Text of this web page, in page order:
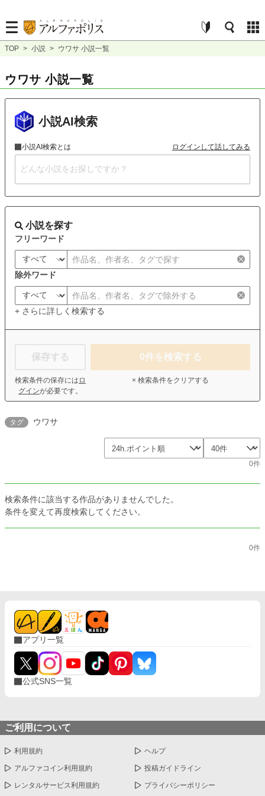
TOP > 小説 > ウワサ 小説一覧
ウワサ 小説一覧
小説AI検索
小説AI検索とは ログインして話してみる
小説を探す
フリーワード
除外ワード
+ さらに詳しく検索する
保存する
検索条件の保存には ロ
グインが必要です。
0件を検索する
× 検索条件をクリアする
タグ ウワサ
0件
検索条件に該当する作品がありませんでした。
条件を変えて再度検索してください。
0件
アプリ一覧
公式SNS一覧
ご利用について
利用規約 ヘルプ
アルファコイン利用規約 投稿ガイドライン
レンタルサービス利用規約 プライバシーポリシー